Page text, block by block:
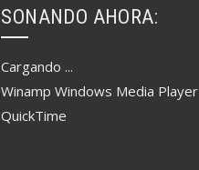
SONANDO AHORA:
Cargando ...
Winamp Windows Media Player
QuickTime